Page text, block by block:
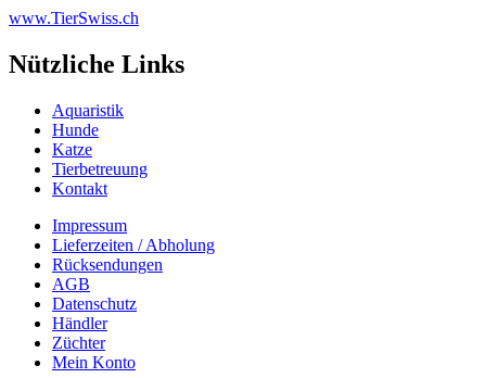
www.TierSwiss.ch
Nützliche Links
Aquaristik
Hunde
Katze
Tierbetreuung
Kontakt
Impressum
Lieferzeiten / Abholung
Rücksendungen
AGB
Datenschutz
Händler
Züchter
Mein Konto